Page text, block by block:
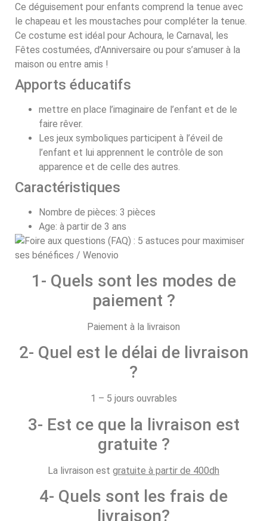
Ce déguisement pour enfants comprend la tenue avec
le chapeau et les moustaches pour compléter la tenue.
Ce costume est idéal pour Achoura, le Carnaval, les
Fêtes costumées, d’Anniversaire ou pour s’amuser à la
maison ou entre amis !
Apports éducatifs
mettre en place l’imaginaire de l’enfant et de le
faire rêver.
Les jeux symboliques participent à l’éveil de
l’enfant et lui apprennent le contrôle de son
apparence et de celle des autres.
Caractéristiques
Nombre de pièces: 3 pièces
Age: à partir de 3 ans
1- Quels sont les modes de
paiement ?
Paiement à la livraison
2- Quel est le délai de livraison
?
1 – 5 jours ouvrables
3- Est ce que la livraison est
gratuite ?
La livraison est gratuite à partir de 400dh
4- Quels sont les frais de
livraison?